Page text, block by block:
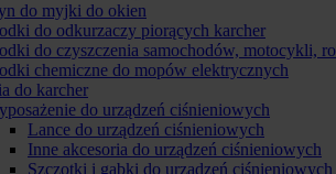
do myjki do okien
do odkurzaczy piorących karcher
do czyszczenia samochodów, motocykli,
chemiczne do mopów elektrycznych
do karcher
do urządzeń ciśnieniowych
Lance do urządzeń ciśnieniowych
Inne akcesoria do urządzeń ciśnieniowych
Szczotki i gąbki do urządzeń ciśnieniowych